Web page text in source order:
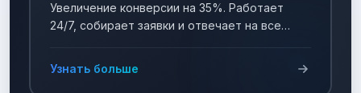
Увеличение конверсии на 35%. Работает
24/7, собирает заявки и отвечает на все
Узнать больше